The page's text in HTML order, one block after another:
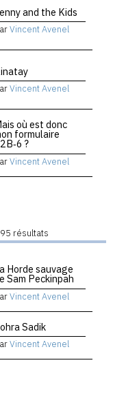
and the Kids
Vincent Avenel
Vincent Avenel
où est donc
formulaire
?
Vincent Avenel
95 résultats
Horde sauvage
Sam Peckinpah
Vincent Avenel
Sadik
Vincent Avenel